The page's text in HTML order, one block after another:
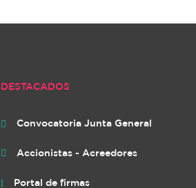
DESTACADOS
 Convocatoria Junta General
 Accionistas - Acreedores
l Portal de firmas